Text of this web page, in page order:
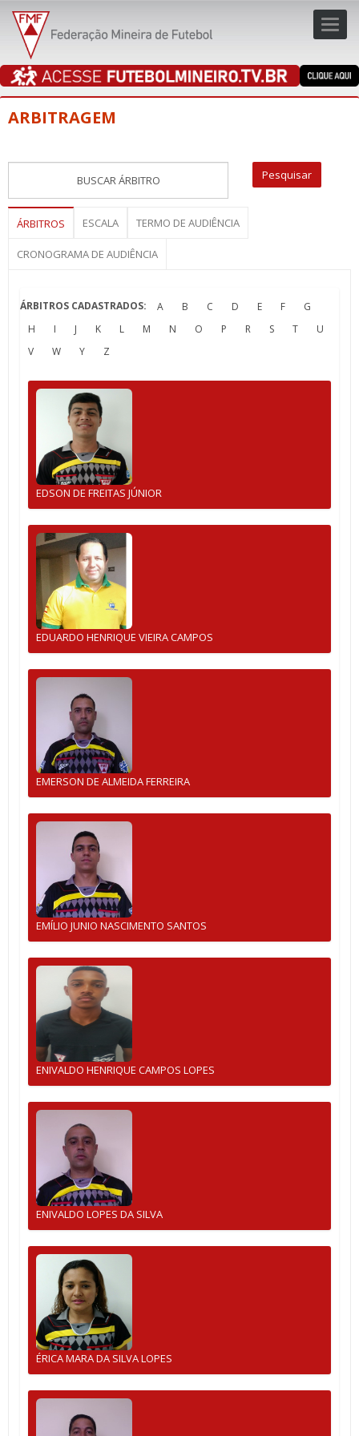
ARBITRAGEM
ÁRBITROS ESCALA TERMO DE AUDIÊNCIA
CRONOGRAMA DE AUDIÊNCIA
ÁRBITROS CADASTRADOS: A B C D E F
G
H
I J K L M N O P R S T
U
V
W Y Z
EDSON DE FREITAS JÚNIOR
EDUARDO HENRIQUE VIEIRA CAMPOS
EMERSON DE ALMEIDA FERREIRA
EMÍLIO JUNIO NASCIMENTO SANTOS
ENIVALDO HENRIQUE CAMPOS LOPES
ENIVALDO LOPES DA SILVA
ÉRICA MARA DA SILVA LOPES